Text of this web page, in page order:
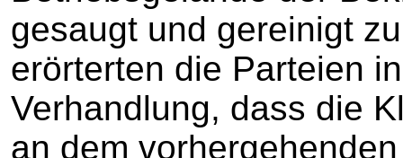
gesaugt und gereinigt
erörterten die Parteien
Verhandlung, dass die
an dem